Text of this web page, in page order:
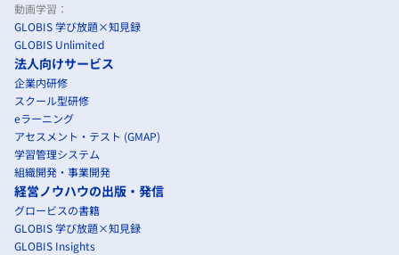
動画学習：
GLOBIS 学び放題×知見録
GLOBIS Unlimited
法人向けサービス
企業内研修
スクール型研修
eラーニング
アセスメント・テスト (GMAP)
学習管理システム
組織開発・事業開発
経営ノウハウの出版・発信
グロービスの書籍
GLOBIS 学び放題×知見録
GLOBIS Insights